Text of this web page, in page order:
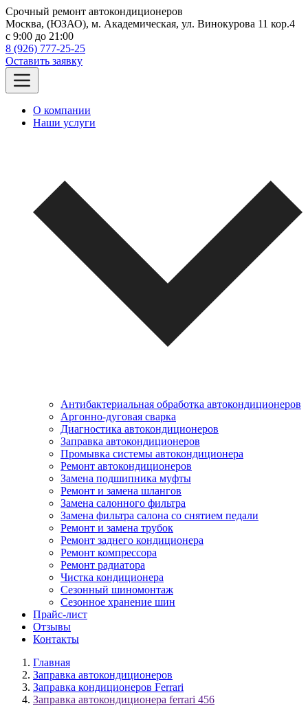
Срочный ремонт автокондиционеров
Москва, (ЮЗАО), м. Академическая, ул. Винокурова 11 кор.4
c 9:00 до 21:00
8 (926) 777-25-25
Оставить заявку
О компании
Наши услуги
Антибактериальная обработка автокондиционеров
Аргонно-дуговая сварка
Диагностика автокондиционеров
Заправка автокондиционеров
Промывка системы автокондиционера
Ремонт автокондиционеров
Замена подшипника муфты
Ремонт и замена шлангов
Замена салонного фильтра
Замена фильтра салона со снятием педали
Ремонт и замена трубок
Ремонт заднего кондиционера
Ремонт компрессора
Ремонт радиатора
Чистка кондиционера
Сезонный шиномонтаж
Сезонное хранение шин
Прайс-лист
Отзывы
Контакты
Главная
Заправка автокондиционеров
Заправка кондиционеров Ferrari
Заправка автокондиционера ferrari 456